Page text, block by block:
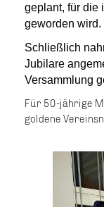
geplant, für die
geworden wird.
Schließlich
Jubilare
Versammlung
Für 50-jährige
goldene